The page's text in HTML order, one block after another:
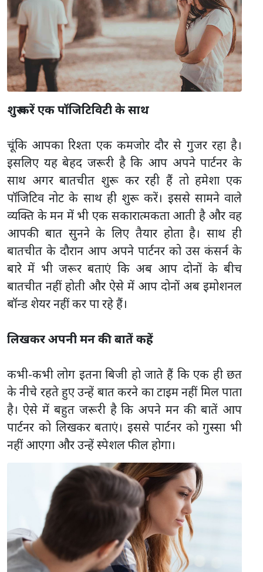
शुरू करें एक पॉजिटिविटी के साथ
चूंकि आपका रिश्ता एक कमजोर दौर से गुजर रहा है।
इसलिए यह बेहद जरूरी है कि आप अपने पार्टनर के
साथ अगर बातचीत शुरू कर रही हैं तो हमेशा एक
पॉजिटिव नोट के साथ ही शुरू करें। इससे सामने वाले
व्यक्ति के मन में भी एक सकारात्मकता आती है और वह
आपकी बात सुनने के लिए तैयार होता है। साथ ही
बातचीत के दौरान आप अपने पार्टनर को उस कंसर्न के
बारे में भी जरूर बताएं कि अब आप दोनों के बीच
बातचीत नहीं होती और ऐसे में आप दोनों अब इमोशनल
बॉन्ड शेयर नहीं कर पा रहे हैं।
लिखकर अपनी मन की बातें कहें
कभी-कभी लोग इतना बिजी हो जाते हैं कि एक ही छत
के नीचे रहते हुए उन्हें बात करने का टाइम नहीं मिल पाता
है। ऐसे में बहुत जरूरी है कि अपने मन की बातें आप
पार्टनर को लिखकर बताएं। इससे पार्टनर को गुस्सा भी
नहीं आएगा और उन्हें स्पेशल फील होगा।